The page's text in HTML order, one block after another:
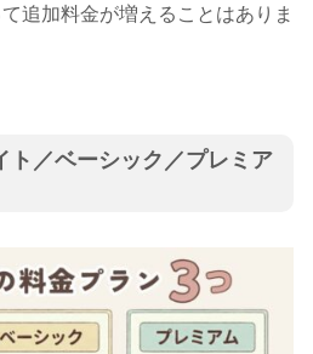
追加料金が増えることはありま
ト／ベーシック／プレミア